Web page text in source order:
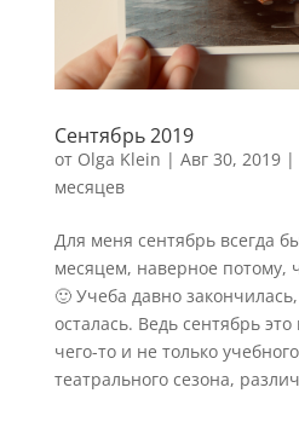
Сентябрь 2019
от Olga Klein | Авг 30, 2019|
месяцев
Для меня сентябрь всегда
месяцем, наверное потому,
🙂 Учеба давно
осталась. Ведь сентябрь
чего-то и не только
театрального сезона,